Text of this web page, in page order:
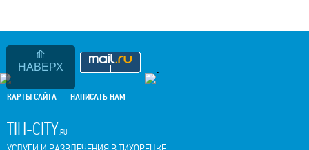
НАВЕРХ .
КАРТЫ САЙТА НАПИСАТЬ НАМ
TIH-CITY.RU